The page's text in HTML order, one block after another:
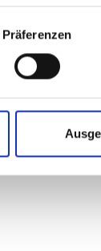
bzw.
Sie in
Präferenzen